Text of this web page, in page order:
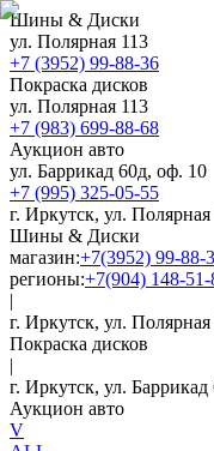
Шины & Диски
ул. Полярная 113
+7 (3952) 99-88-36
Покраска дисков
ул. Полярная 113
+7 (983) 699-88-68
Аукцион авто
ул. Баррикад 60д, оф. 10
+7 (995) 325-05-55
г. Иркутск, ул. Полярная
Шины & Диски
магазин:+7(3952) 99-88-
регионы:+7(904) 148-51-
|
г. Иркутск, ул. Полярная
Покраска дисков
|
г. Иркутск, ул.
Аукцион авто
V